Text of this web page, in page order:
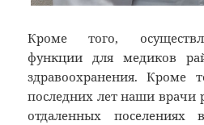
Кроме того,
функции для медиков
здравоохранения. Кроме
последних лет наши врачи
отдаленных поселениях